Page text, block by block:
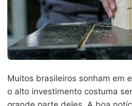
Muitos brasileiros sonham em
o alto investimento costuma